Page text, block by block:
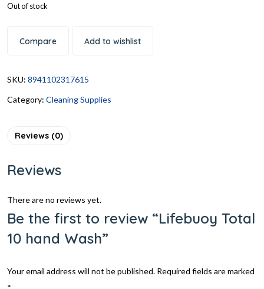
Out of stock
Compare Add to wishlist
SKU: 8941102317615
Category: Cleaning Supplies
Reviews (0)
Reviews
There are no reviews yet.
Be the first to review “Lifebuoy Total
10 hand Wash”
Your email address will not be published. Required fields are marked